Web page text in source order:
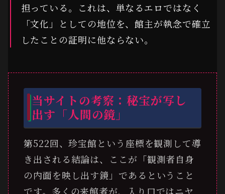
担っている。これは、単なるエロではなく
「文化」としての地位を、館主が執念で確立
したことの証明に他ならない。
当サイトの考察：秘宝が写し
出す「人間の鏡」
第522回、珍宝館という座標を観測して導
き出される結論は、ここが「観測者自身
の内面を映し出す鏡」であるということ
です。多くの来館者が、入り口ではニヤ